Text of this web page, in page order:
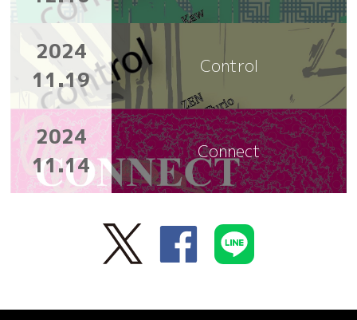
2024
11.19
Control
2024
11.14
Connect